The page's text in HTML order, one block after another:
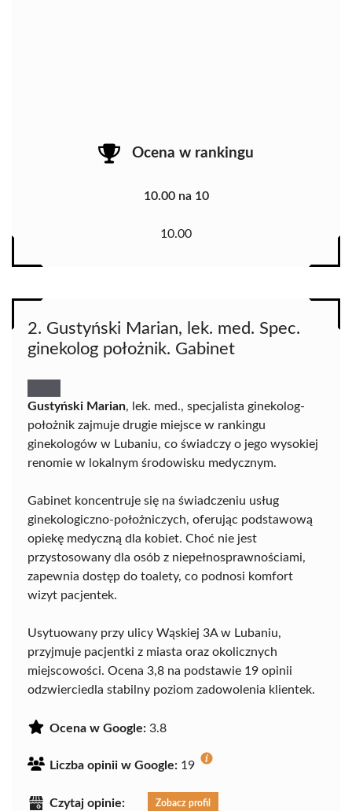
Ocena w rankingu
10.00 na 10
10.00
2. Gustyński Marian, lek. med. Spec.
ginekolog położnik. Gabinet
Gustyński Marian, lek. med., specjalista ginekolog-
położnik zajmuje drugie miejsce w rankingu
ginekologów w Lubaniu, co świadczy o jego wysokiej
renomie w lokalnym środowisku medycznym.
Gabinet koncentruje się na świadczeniu usług
ginekologiczno-położniczych, oferując podstawową
opiekę medyczną dla kobiet. Choć nie jest
przystosowany dla osób z niepełnosprawnościami,
zapewnia dostęp do toalety, co podnosi komfort
wizyt pacjentek.
Usytuowany przy ulicy Wąskiej 3A w Lubaniu,
przyjmuje pacjentki z miasta oraz okolicznych
miejscowości. Ocena 3,8 na podstawie 19 opinii
odzwierciedla stabilny poziom zadowolenia klientek.
Ocena w Google: 3.8
Liczba opinii w Google: 19
Czytaj opinie: Zobacz profil